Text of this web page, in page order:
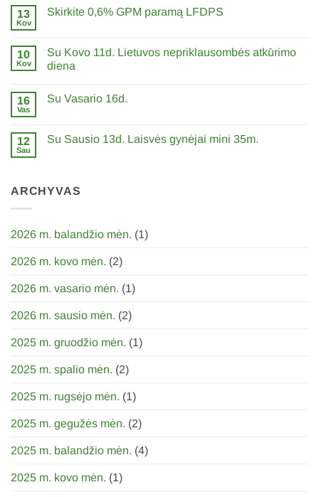
Su
13
Kov
Skirkite 0,6% GPM paramą LFDPS
Skirkite
0,6%
GPM
10
Kov
Su Kovo 11d. Lietuvos nepriklausombės atkūrimo
diena
įraše
Lietuvos
nepriklausombės
16
Vas
Su Vasario 16d.
Su
12
Sau
Su Sausio 13d. Laisvės gynėjai mini 35m.
Sausio
35m.
ARCHYVAS
2026 m. balandžio mėn. (1)
2026 m. kovo mėn. (2)
2026 m. vasario mėn. (1)
2026 m. sausio mėn. (2)
2025 m. gruodžio mėn. (1)
2025 m. spalio mėn. (2)
2025 m. rugsėjo mėn. (1)
2025 m. gegužės mėn. (2)
2025 m. balandžio mėn. (4)
2025 m. kovo mėn. (1)